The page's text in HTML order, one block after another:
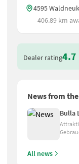
+
4595
406.89 km
Dealer rating4.7
News from
Bulla
All news